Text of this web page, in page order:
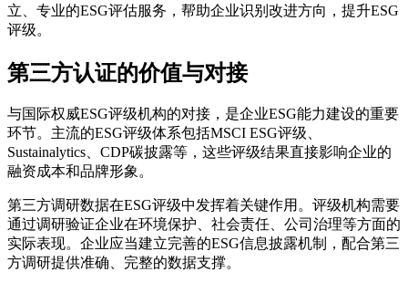
立、专业的ESG评估服务，帮助企业识别改进方向，提升ESG
评级。
第三方认证的价值与对接
与国际权威ESG评级机构的对接，是企业ESG能力建设的重要
环节。主流的ESG评级体系包括MSCI ESG评级、
Sustainalytics、CDP碳披露等，这些评级结果直接影响企业的
融资成本和品牌形象。
第三方调研数据在ESG评级中发挥着关键作用。评级机构需要
通过调研验证企业在环境保护、社会责任、公司治理等方面的
实际表现。企业应当建立完善的ESG信息披露机制，配合第三
方调研提供准确、完整的数据支撑。